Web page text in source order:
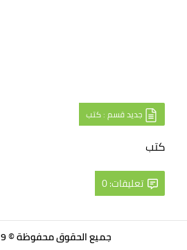
جديد قسم : كتب
كتب
تعليقات: 0
جميع الحقوق محفوظة © 2019 ل